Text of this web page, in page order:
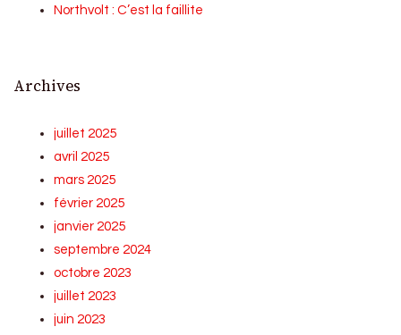
Northvolt : C’est la faillite
Archives
juillet 2025
avril 2025
mars 2025
février 2025
janvier 2025
septembre 2024
octobre 2023
juillet 2023
juin 2023